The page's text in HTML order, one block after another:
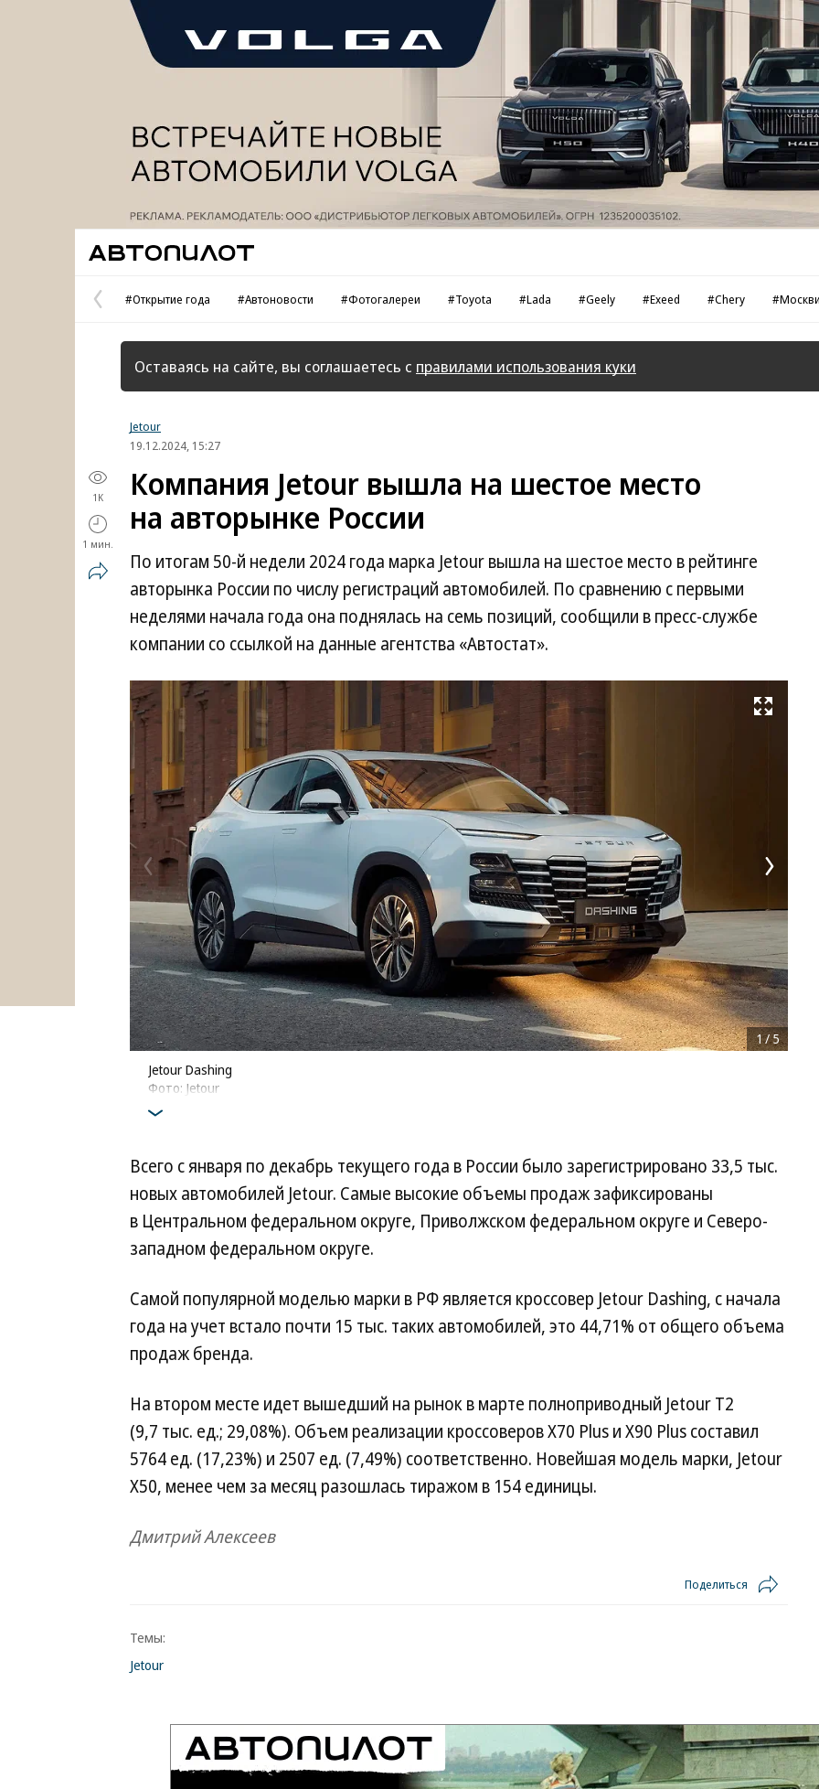
Предыдущая
страница
#Открытие года #Автоновости #Фотогалереи #Toyota #Lada #Geely #Exeed #Chery
Оставаясь на сайте, вы соглашаетесь с правилами использования куки
Jetour
19.12.2024, 15:27
1K
1 мин.
Компания Jetour вышла на шестое место
на авторынке России
По итогам 50-й недели 2024 года марка Jetour вышла на шестое место в рейтинге
авторынка России по числу регистраций автомобилей. По сравнению с первыми
неделями начала года она поднялась на семь позиций, сообщили в пресс-службе
компании со ссылкой на данные агентства «Автостат».
Развернуть на весь экран
Jetour Dashing
Фото: Jetour
1/5
Всего с января по декабрь текущего года в России было зарегистрировано 33,5 тыс.
новых автомобилей Jetour. Самые высокие объемы продаж зафиксированы
в Центральном федеральном округе, Приволжском федеральном округе и Северо-
западном федеральном округе.
Самой популярной моделью марки в РФ является кроссовер Jetour Dashing, с начала
года на учет встало почти 15 тыс. таких автомобилей, это 44,71% от общего объема
продаж бренда.
На втором месте идет вышедший на рынок в марте полноприводный Jetour Т2
(9,7 тыс. ед.; 29,08%). Объем реализации кроссоверов X70 Plus и X90 Plus составил
5764 ед. (17,23%) и 2507 ед. (7,49%) соответственно. Новейшая модель марки, Jetour
X50, менее чем за месяц разошлась тиражом в 154 единицы.
Дмитрий Алексеев
Поделиться
Темы:
Jetour